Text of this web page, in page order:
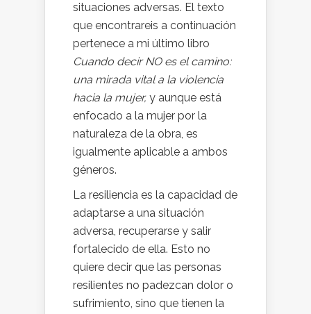
situaciones adversas. El texto
que encontrareis a continuación
pertenece a mi último libro
Cuando decir NO es el camino:
una mirada vital a la violencia
hacia la mujer, y aunque está
enfocado a la mujer por la
naturaleza de la obra, es
igualmente aplicable a ambos
géneros.
La resiliencia es la capacidad de
adaptarse a una situación
adversa, recuperarse y salir
fortalecido de ella. Esto no
quiere decir que las personas
resilientes no padezcan dolor o
sufrimiento, sino que tienen la